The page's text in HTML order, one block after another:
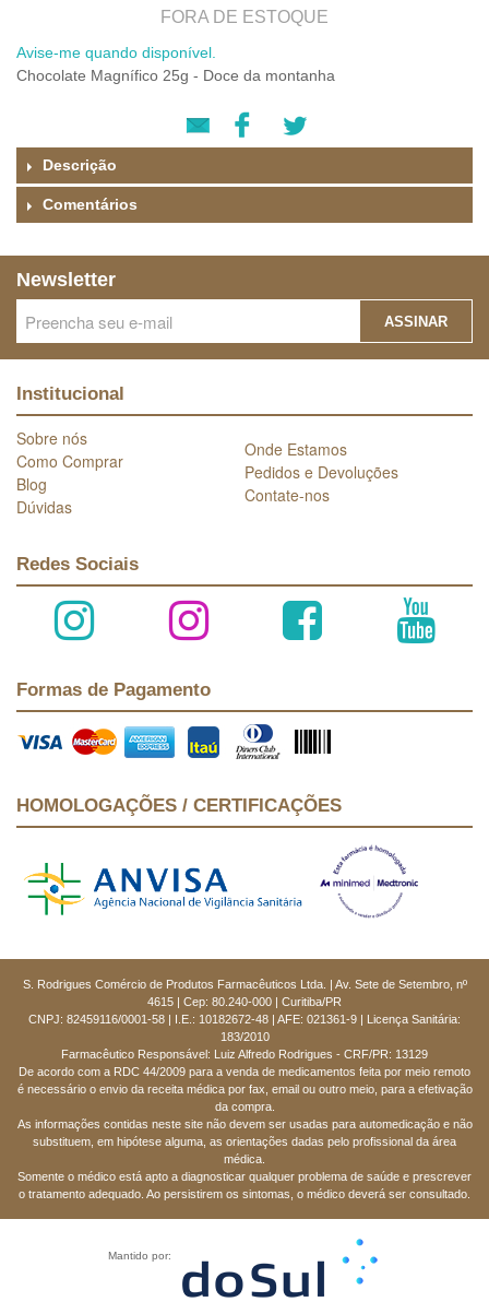
FORA DE ESTOQUE
Avise-me quando disponível.
Chocolate Magnífico 25g - Doce da montanha
Descrição
Comentários
Newsletter
ASSINAR
Institucional
Sobre nós
Como Comprar
Blog
Dúvidas
Onde Estamos
Pedidos e Devoluções
Contate-nos
Redes Sociais
Formas de Pagamento
HOMOLOGAÇÕES / CERTIFICAÇÕES
S. Rodrigues Comércio de Produtos Farmacêuticos Ltda. | Av. Sete de Setembro, nº
4615 | Cep: 80.240-000 | Curitiba/PR
CNPJ: 82459116/0001-58 | I.E.: 10182672-48 | AFE: 021361-9 | Licença Sanitária:
183/2010
Farmacêutico Responsável: Luiz Alfredo Rodrigues - CRF/PR: 13129
De acordo com a RDC 44/2009 para a venda de medicamentos feita por meio remoto
é necessário o envio da receita médica por fax, email ou outro meio, para a efetivação
da compra.
As informações contidas neste site não devem ser usadas para automedicação e não
substituem, em hipótese alguma, as orientações dadas pelo profissional da área
médica.
Somente o médico está apto a diagnosticar qualquer problema de saúde e prescrever
o tratamento adequado. Ao persistirem os sintomas, o médico deverá ser consultado.
Mantido por: